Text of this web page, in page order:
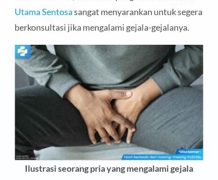
Utama Sentosasangat menyarankan untuk segera
berkonsultasi jika mengalami gejala-gejalanya.
Ilustrasi seorang pria yang mengalami gejala